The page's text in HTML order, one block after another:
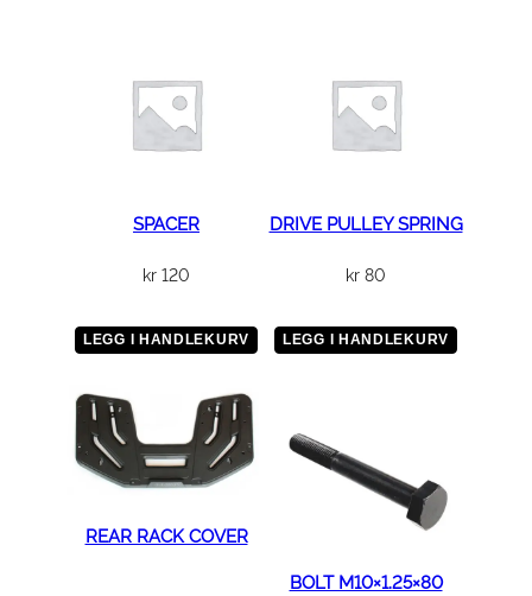
SPACER
kr 120
LEGG I HANDLEKURV
DRIVE PULLEY SPRING
kr 80
LEGG I HANDLEKURV
REAR RACK COVER
BOLT M10×1.25×80